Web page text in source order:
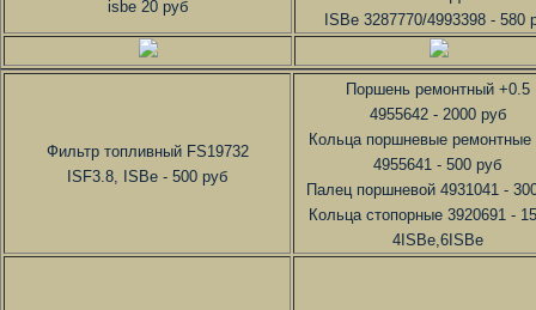
isbe 20 руб
ISBe 3287770/4993398 - 580
Фильтр топливный FS19732
ISF3.8, ISBe - 500 руб
Поршень ремонтный +0.5
4955642 - 2000 руб
Кольца поршневые ремонтные
4955641 - 500 руб
Палец поршневой 4931041 -
Кольца стопорные 3920691 -
4ISBe,6ISBe